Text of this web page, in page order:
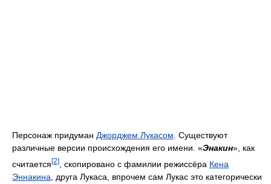
Персонаж придуман Джорджем Лукасом . Существуют
различные версии происхождения его имени. «Энакин», как
считается[2] , скопировано с фамилии режиссёра Кена
Эннакина , друга Лукаса, впрочем сам Лукас это категорически